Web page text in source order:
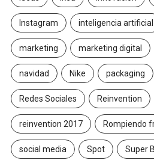
Instagram inteligencia artificial
marketing marketing digital
navidad Nike packaging
Redes Sociales Reinvention
reinvention 2017 Rompiendo
social media Spot Super